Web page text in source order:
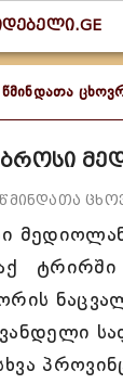
წმინდათა
ტრირში